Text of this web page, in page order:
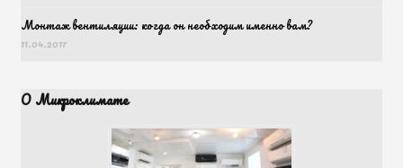
Монтаж вентиляции: когда он необходим именно вам?
11.04.2017
О Микроклимате